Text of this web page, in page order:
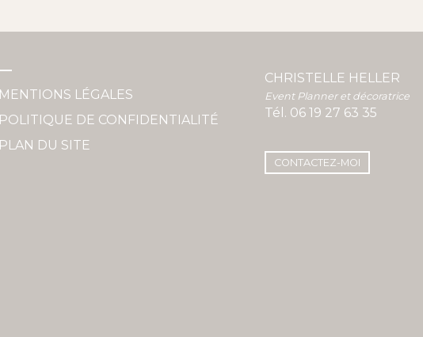
MENTIONS LÉGALES
POLITIQUE DE CONFIDENTIALITÉ
PLAN DU SITE
CHRISTELLE HELLER
Event Planner et décoratrice
Tél. 06 19 27 63 35
CONTACTEZ-MOI